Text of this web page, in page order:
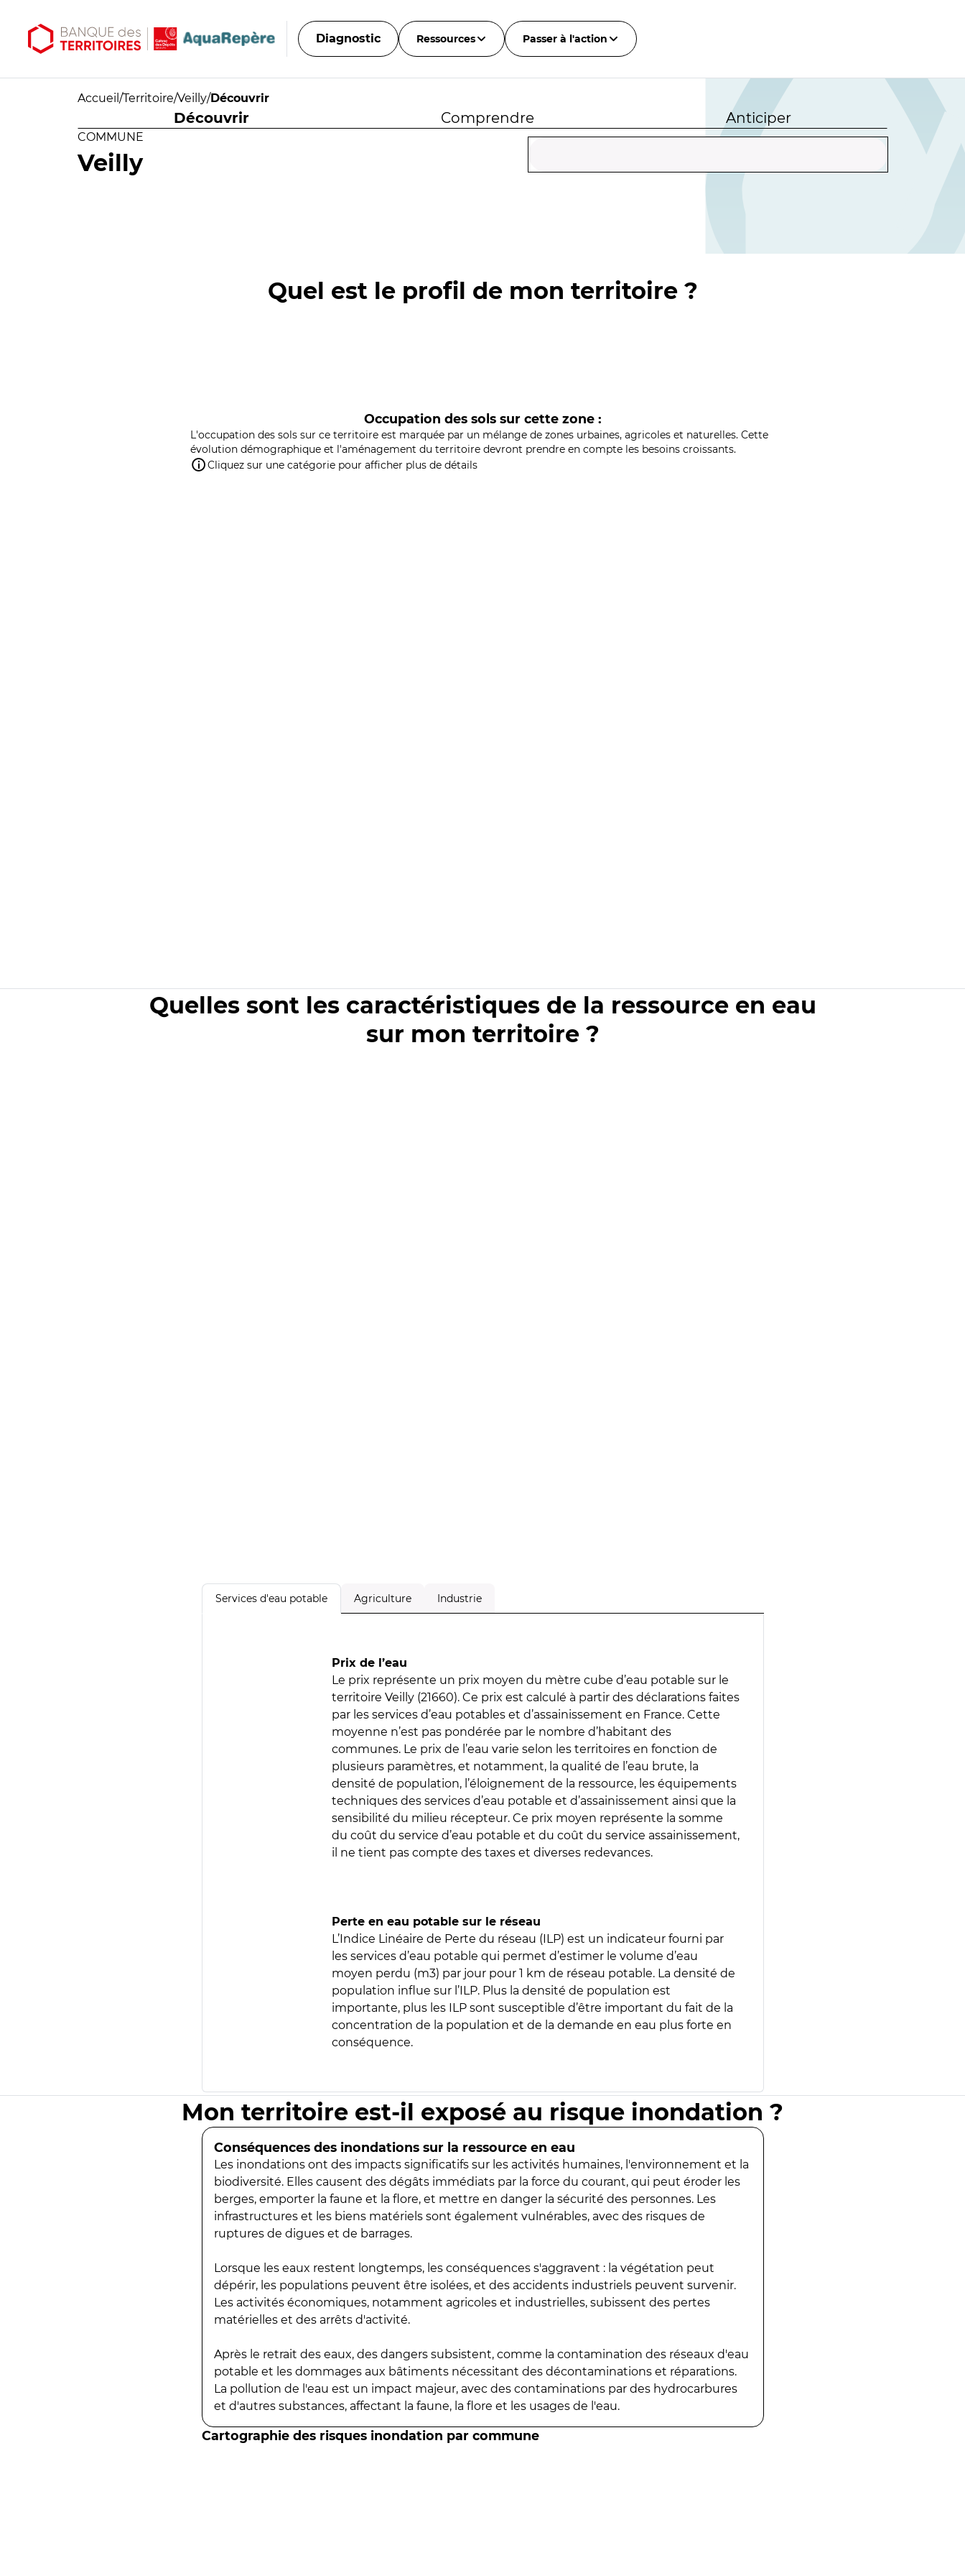
Diagnostic Ressources Passer à l'action
Accueil /Territoire/Veilly/Découvrir
Découvrir Comprendre Anticiper
COMMUNE
Veilly
Quel est le profil de mon territoire ?
Occupation des sols sur cette zone :
L'occupation des sols sur ce territoire est marquée par un mélange de zones urbaines, agricoles et naturelles. Cette
évolution démographique et l'aménagement du territoire devront prendre en compte les besoins croissants.
Cliquez sur une catégorie pour afficher plus de détails
Quelles sont les caractéristiques de la ressource en eau
sur mon territoire ?
Services d'eau potable Agriculture Industrie
Prix de l’eau
Le prix représente un prix moyen du mètre cube d’eau potable sur le
territoire Veilly (21660). Ce prix est calculé à partir des déclarations faites
par les services d’eau potables et d’assainissement en France. Cette
moyenne n’est pas pondérée par le nombre d’habitant des
communes. Le prix de l’eau varie selon les territoires en fonction de
plusieurs paramètres, et notamment, la qualité de l’eau brute, la
densité de population, l’éloignement de la ressource, les équipements
techniques des services d’eau potable et d’assainissement ainsi que la
sensibilité du milieu récepteur. Ce prix moyen représente la somme
du coût du service d’eau potable et du coût du service assainissement,
il ne tient pas compte des taxes et diverses redevances.
Perte en eau potable sur le réseau
L’Indice Linéaire de Perte du réseau (ILP) est un indicateur fourni par
les services d’eau potable qui permet d’estimer le volume d’eau
moyen perdu (m3) par jour pour 1 km de réseau potable. La densité de
population influe sur l’ILP. Plus la densité de population est
importante, plus les ILP sont susceptible d’être important du fait de la
concentration de la population et de la demande en eau plus forte en
conséquence.
Mon territoire est-il exposé au risque inondation ?
Conséquences des inondations sur la ressource en eau
Les inondations ont des impacts significatifs sur les activités humaines, l'environnement et la
biodiversité. Elles causent des dégâts immédiats par la force du courant, qui peut éroder les
berges, emporter la faune et la flore, et mettre en danger la sécurité des personnes. Les
infrastructures et les biens matériels sont également vulnérables, avec des risques de
ruptures de digues et de barrages.
Lorsque les eaux restent longtemps, les conséquences s'aggravent : la végétation peut
dépérir, les populations peuvent être isolées, et des accidents industriels peuvent survenir.
Les activités économiques, notamment agricoles et industrielles, subissent des pertes
matérielles et des arrêts d'activité.
Après le retrait des eaux, des dangers subsistent, comme la contamination des réseaux d'eau
potable et les dommages aux bâtiments nécessitant des décontaminations et réparations.
La pollution de l'eau est un impact majeur, avec des contaminations par des hydrocarbures
et d'autres substances, affectant la faune, la flore et les usages de l'eau.
Cartographie des risques inondation par commune